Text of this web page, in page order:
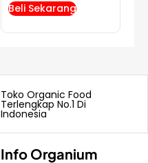
Beli Sekarang
Toko Organic Food
Terlengkap No.1 Di
Indonesia
Info Organium